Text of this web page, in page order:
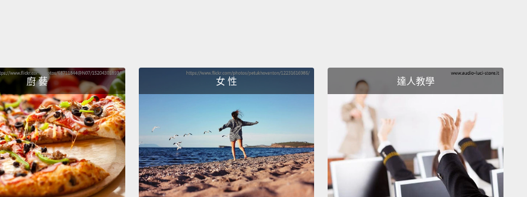
十二：一切都會沒事的。
Aw! You got me a corn dog too?! You
shouldn't have, buddy!
十一：噢!你也買了支熱狗給我？!好兄弟，你真的不用那樣啦!
Number 10: I don't know.
I know a lot of people who need
to say that—my sister!!!
廚 藝 女 性 達人教學